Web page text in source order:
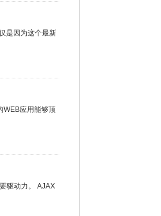
是因为这个最新
WEB应用能够顶
驱动力。 AJAX